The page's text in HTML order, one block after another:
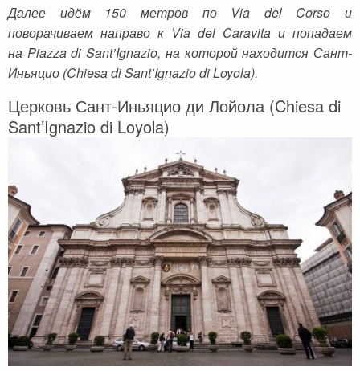
Далее идём 150 метров по Via del Corso и
поворачиваем направо к Via del Caravita и попадаем
на Piazza di Sant’Ignazio, на которой находится Сант-
Иньяцио (Chiesa di Sant’Ignazio di Loyola).
Церковь Сант-Иньяцио ди Лойола (Chiesa di
Sant’Ignazio di Loyola)